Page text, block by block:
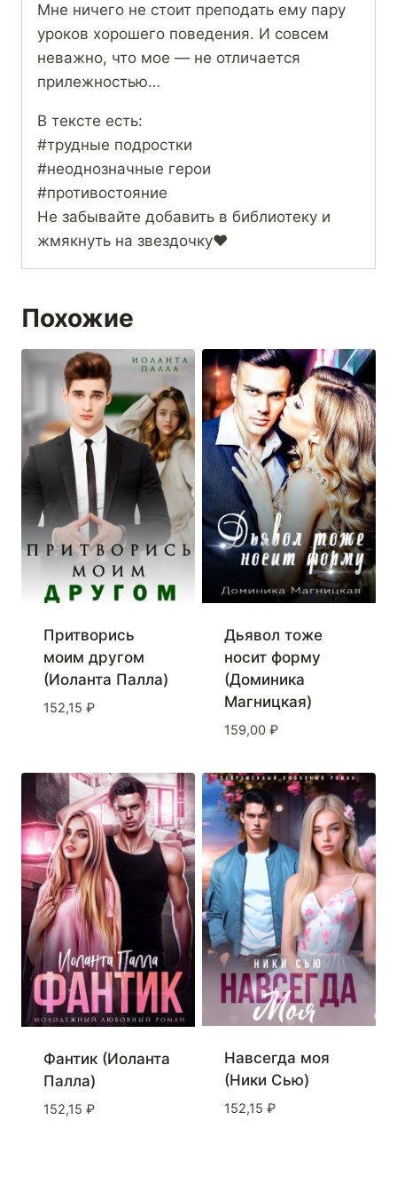
Мне ничего не стоит преподать ему пару
уроков хорошего поведения. И совсем
неважно, что мое — не отличается
прилежностью…
В тексте есть:
#трудные подростки
#неоднозначные герои
#противостояние
Не забывайте добавить в библиотеку и
жмякнуть на звездочку❤️
Похожие
Притворись
моим другом
(Иоланта Палла)
152,15 ₽
Дьявол тоже
носит форму
(Доминика
Магницкая)
159,00 ₽
Фантик (Иоланта
Палла)
152,15 ₽
Навсегда моя
(Ники Сью)
152,15 ₽